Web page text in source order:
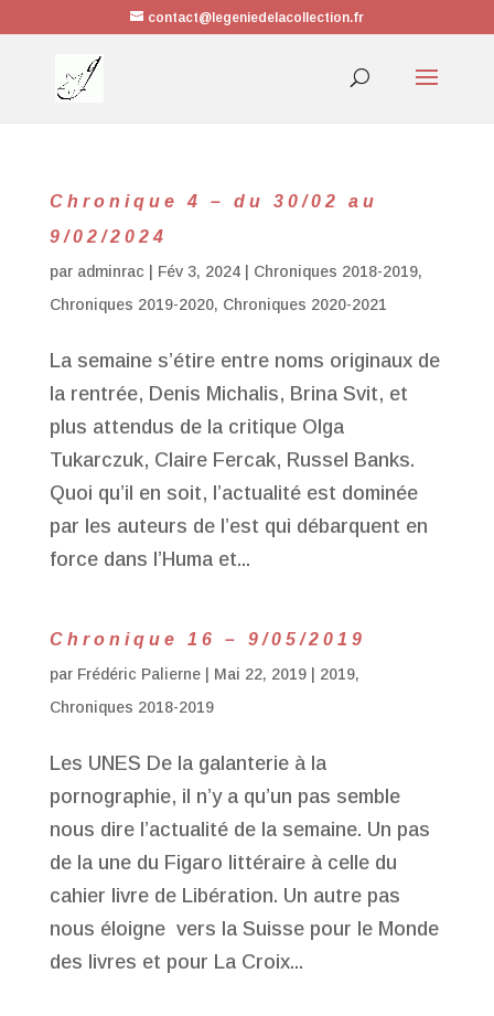
contact@legeniedelacollection.fr
Chronique 4 – du 30/02 au
9/02/2024
par adminrac Fév 3, 2024| Chroniques 2018-2019,
Chroniques 2019-2020, Chroniques 2020-2021
La semaine s’étire entre noms originaux de
la rentrée, Denis Michalis, Brina Svit, et
plus attendus de la critique Olga
Tukarczuk, Claire Fercak, Russel Banks.
Quoi qu’il en soit, l’actualité est dominée
par les auteurs de l’est qui débarquent en
force dans l’Huma et...
Chronique 16 – 9/05/2019
par Frédéric Palierne| Mai 22, 2019| 2019,
Chroniques 2018-2019
Les UNES De la galanterie à la
pornographie, il n’y a qu’un pas semble
nous dire l’actualité de la semaine. Un pas
de la une du Figaro littéraire à celle du
cahier livre de Libération. Un autre pas
nous éloigne vers la Suisse pour le Monde
des livres et pour La Croix...